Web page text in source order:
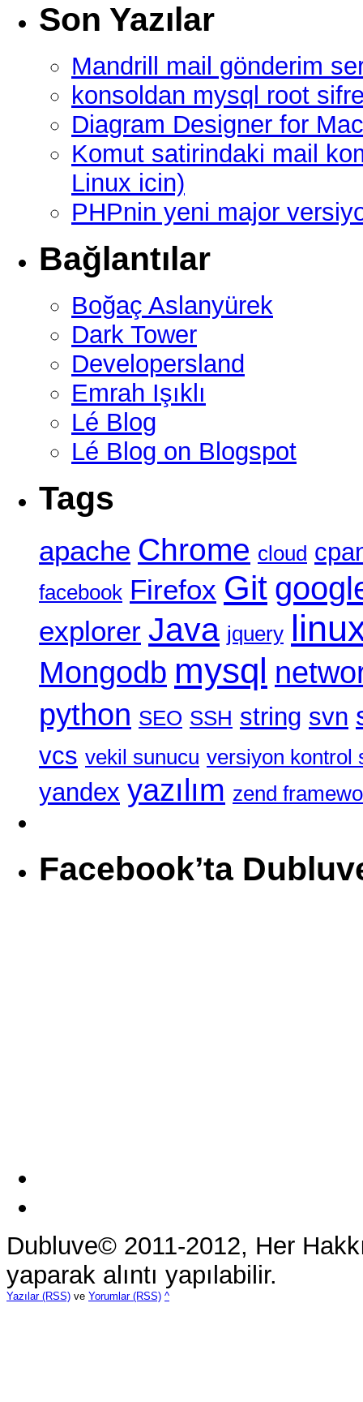
Son Yazılar
Mandrill mail gönderim
konsoldan mysql root
Diagram Designer for
Komut satirindaki mail
Linux icin)
PHPnin yeni major
Bağlantılar
Boğaç Aslanyürek
Dark Tower
Developersland
Emrah Işıklı
Lé Blog
Lé Blog on Blogspot
Tags
apache Chrome cloud
facebook Firefox Git
explorer Java jquery
Mongodb mysql
python SEO SSH string svn
vcs vekil sunucu versiyon kontrol
yandex yazılım zend
Facebook’ta
Dubluve© 2011-2012, Her
yaparak alıntı yapılabilir.
Yazılar (RSS) ve Yorumlar (RSS) ^